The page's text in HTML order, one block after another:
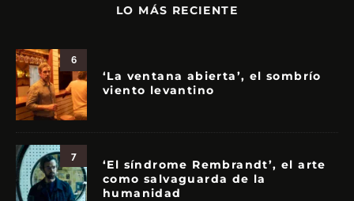
LO MÁS RECIENTE
6
‘La ventana abierta’, el sombrío
viento levantino
7
‘El síndrome Rembrandt’, el arte
como salvaguarda de la
humanidad